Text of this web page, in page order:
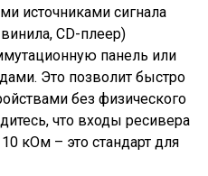
источниками сигнала
CD-плеер)
панель или
Это позволит быстро
без физического
что входы ресивера
кОм – это стандарт для